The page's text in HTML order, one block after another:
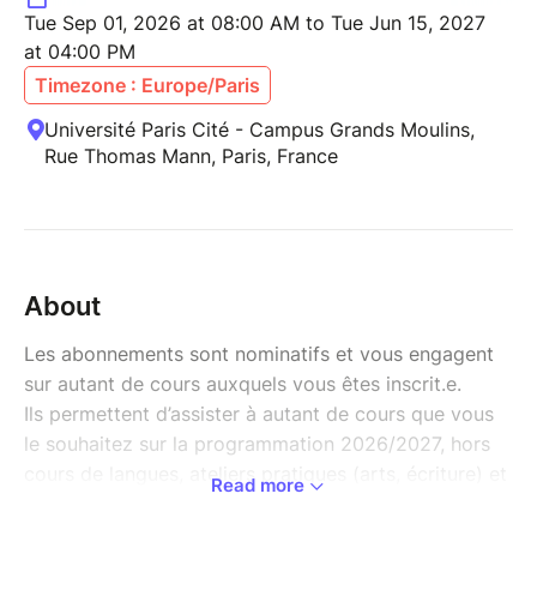
Tue Sep 01, 2026 at 08:00 AM to Tue Jun 15, 2027
at 04:00 PM
Timezone : Europe/Paris
Université Paris Cité - Campus Grands Moulins,
Rue Thomas Mann, Paris, France
About
Les abonnements sont nominatifs et vous engagent
sur autant de cours auxquels vous êtes inscrit.e.
Ils permettent d’assister à autant de cours que vous
le souhaitez sur la programmation 2026/2027, hors
cours de langues, ateliers pratiques (arts, écriture) et
Read more